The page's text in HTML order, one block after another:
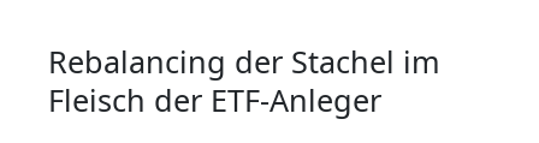
Rebalancing der Stachel im
Fleisch der ETF-Anleger